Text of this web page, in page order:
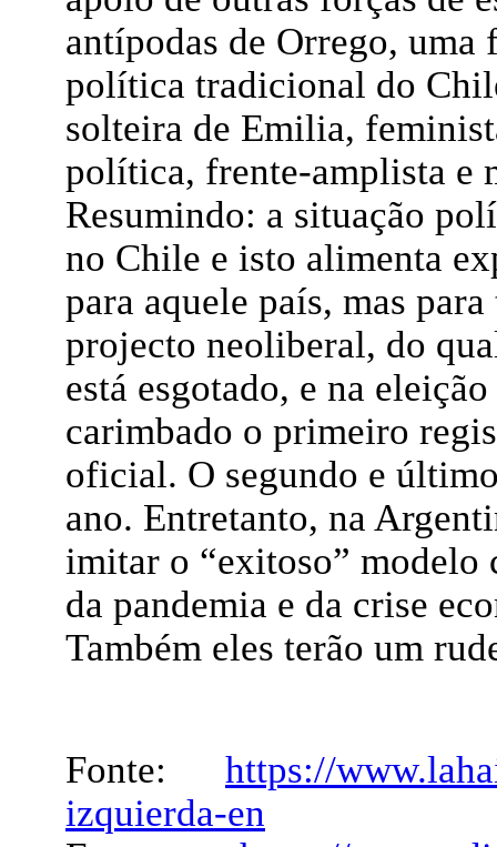
antípodas de Orrego, uma
política tradicional do
solteira de Emilia,
política, frente-amplista e
Resumindo: a situação
no Chile e isto alimenta
para aquele país, mas
projecto neoliberal, do
está esgotado, e na
carimbado o primeiro
oficial. O segundo e
ano. Entretanto, na
imitar o “exitoso” modelo
da pandemia e da crise
Também eles terão um
Fonte: https://
izquierda-en